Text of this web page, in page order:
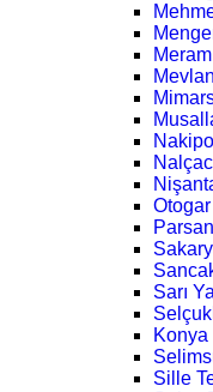
Sarı
Sille